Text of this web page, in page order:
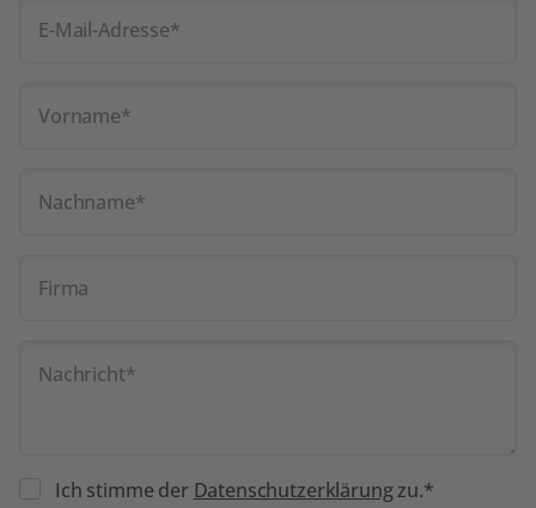
E-Mail-Adresse*
Vorname*
Nachname*
Firma
Nachricht*
Datenschutz
Ich stimme der Datenschutzerklärungzu.*